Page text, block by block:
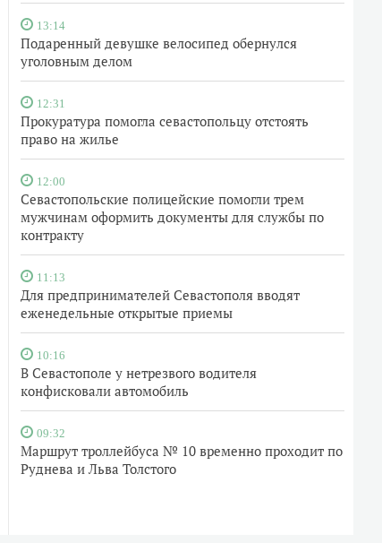
13:14
Подаренный девушке велосипед обернулся
уголовным делом
12:31
Прокуратура помогла севастопольцу отстоять
право на жилье
12:00
Севастопольские полицейские помогли трем
мужчинам оформить документы для службы по
контракту
11:13
Для предпринимателей Севастополя вводят
еженедельные открытые приемы
10:16
В Севастополе у нетрезвого водителя
конфисковали автомобиль
09:32
Маршрут троллейбуса № 10 временно проходит по
Руднева и Льва Толстого